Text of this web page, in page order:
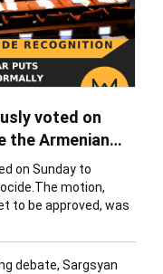
voted on
the Armenian
on Sunday to
motion,
to be approved, was
debate, Sargsyan